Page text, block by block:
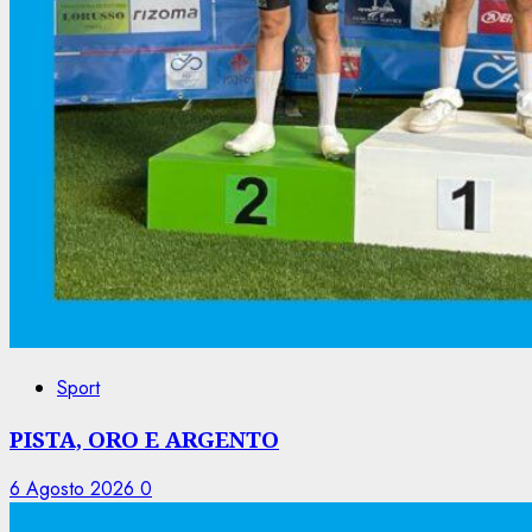
Sport
PISTA, ORO E ARGENTO
6 Agosto 2026 0